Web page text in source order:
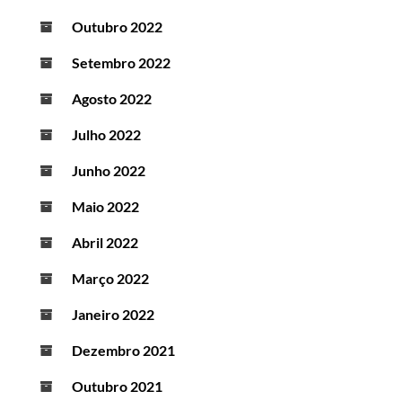
Outubro 2022
Setembro 2022
Agosto 2022
Julho 2022
Junho 2022
Maio 2022
Abril 2022
Março 2022
Janeiro 2022
Dezembro 2021
Outubro 2021